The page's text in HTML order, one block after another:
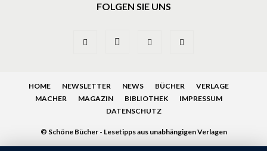
FOLGEN SIE UNS
HOME NEWSLETTER NEWS BÜCHER
VERLAGE
MACHER
MAGAZIN BIBLIOTHEK
IMPRESSUM
DATENSCHUTZ
© Schöne Bücher - Lesetipps aus unabhängigen Verlagen